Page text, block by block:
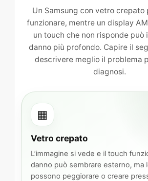
funziona:
come
capire
danno
Un Samsung con vetro crepato
funzionare, mentre un display
un touch che non risponde può
danno più profondo. Capire il
descrivere meglio il problema
diagnosi.
▦
Vetro crepato
L’immagine si vede e il touch
danno può sembrare esterno, ma
possono peggiorare o creare